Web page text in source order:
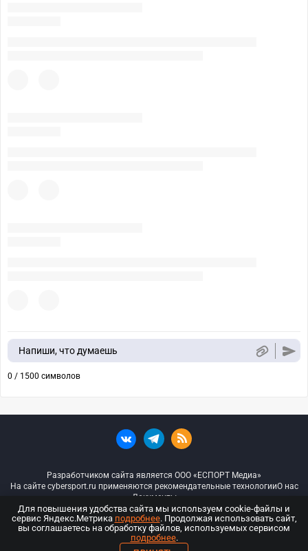
Напиши, что думаешь
0 / 1500 символов
Разработчиком сайта является ООО «ЕСПОРТ Медиа»
На сайте cybersport.ru применяются рекомендательные технологииО нас
Документы
© ООО «Киберспорт.ру» — Все права защищены
18+
Для повышения удобства сайта мы используем cookie-файлы и
сервис Яндекс.Метрика подробнее. Продолжая использовать сайт,
вы соглашаетесь на обработку файлов, используемых сервисом
подробнее.